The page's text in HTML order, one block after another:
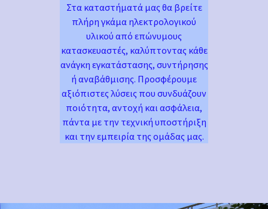
Στα καταστήματά μας θα βρείτε
πλήρη γκάμα ηλεκτρολογικού
υλικού από επώνυμους
κατασκευαστές, καλύπτοντας κάθε
ανάγκη εγκατάστασης, συντήρησης
ή αναβάθμισης. Προσφέρουμε
αξιόπιστες λύσεις που συνδυάζουν
ποιότητα, αντοχή και ασφάλεια,
πάντα με την τεχνική υποστήριξη
και την εμπειρία της ομάδας μας.